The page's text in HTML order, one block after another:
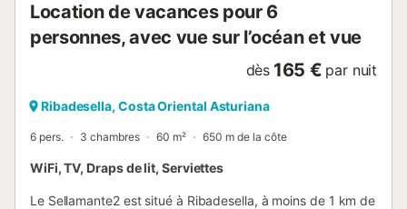
Location de vacances pour 6
personnes, avec vue sur l’océan et vue
dès 165 € par nuit
Ribadesella, Costa Oriental Asturiana
6 pers. 3 chambres 60 m² 650 m de la côte
WiFi, TV, Draps de lit, Serviettes
Le Sellamante2 est situé à Ribadesella, à moins de 1 km de